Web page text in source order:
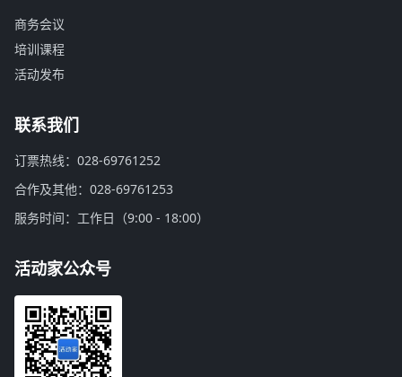
商务会议
培训课程
活动发布
联系我们
订票热线：028-69761252
合作及其他：028-69761253
服务时间：工作日（9:00 - 18:00）
活动家公众号